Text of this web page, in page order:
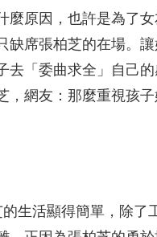
麼原因，也許是為了
缺席張柏芝的在場。
去「委曲求全」自己
，網友：那麼重視孩
生活顯得簡單，除